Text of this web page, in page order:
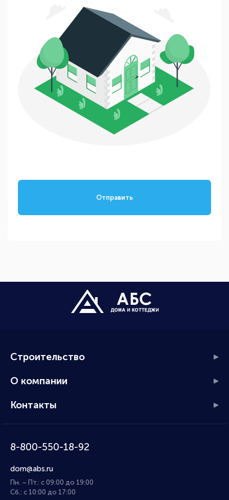
Отправить
Строительство
О компании
Контакты
8-800-550-18-92
dom@abs.ru
Пн. – Пт.: с 09:00 до 19:00
Сб.: с 10:00 до 17:00